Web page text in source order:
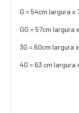
G = 54cm largura x
GG = 57cm largura
3G = 60cm largura
4G = 63 cm largura